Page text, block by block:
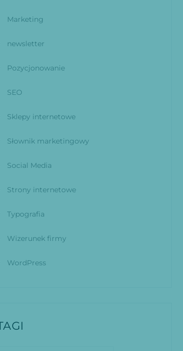
Marketing
newsletter
Pozycjonowanie
SEO
Sklepy internetowe
Słownik marketingowy
Social Media
Strony internetowe
Typografia
Wizerunek firmy
WordPress